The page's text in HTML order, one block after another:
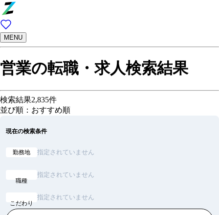
MENU
営業の転職・求人検索結果
検索結果2,835件
並び順：おすすめ順
現在の検索条件
勤務地 指定されていません
職種
指定されていません
こだわり
指定されていません